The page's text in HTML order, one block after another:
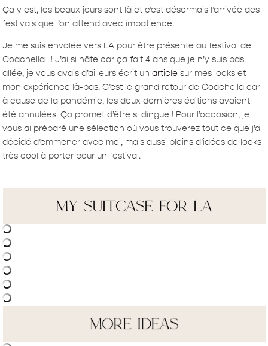
Ça y est, les beaux jours sont là et c’est désormais l’arrivée des
festivals que l’on attend avec impatience.
Je me suis envolée vers LA pour être présente au festival de
Coachella !!! J’ai si hâte car ça fait 4 ans que je n’y suis pas
allée, je vous avais d’ailleurs écrit unarticle sur mes looks et
mon expérience là-bas. C’est le grand retour de Coachella car
à cause de la pandémie, les deux dernières éditions avaient
été annulées. Ça promet d’être si dingue ! Pour l’occasion, je
vous ai préparé une sélection où vous trouverez tout ce que j’ai
décidé d’emmener avec moi, mais aussi pleins d’idées de looks
très cool à porter pour un festival.